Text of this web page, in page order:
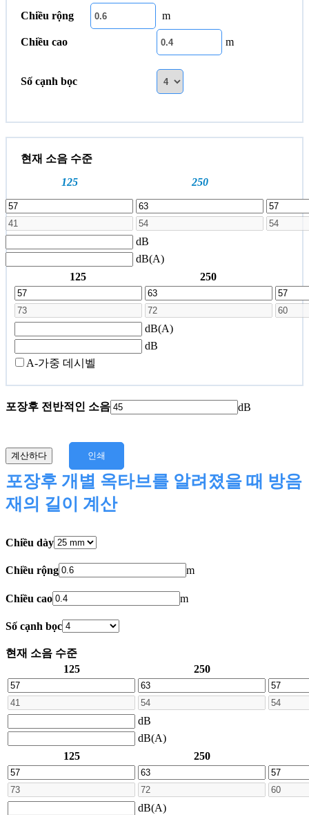
Chiều rộng m
Chiều cao m
Số cạnh bọc
현재 소음 수준
125
250
dB
dB(A)
125
250
dB(A)
dB
A-가중 데시벨
포장후 전반적인 소음 dB
계산하다 인쇄
포장후 개별 옥타브를 알려졌을 때 방음
재의 길이 계산
Chiều dày
Chiều rộng m
Chiều cao m
Số cạnh bọc
현재 소음 수준
125
250
dB
dB(A)
125
250
dB(A)